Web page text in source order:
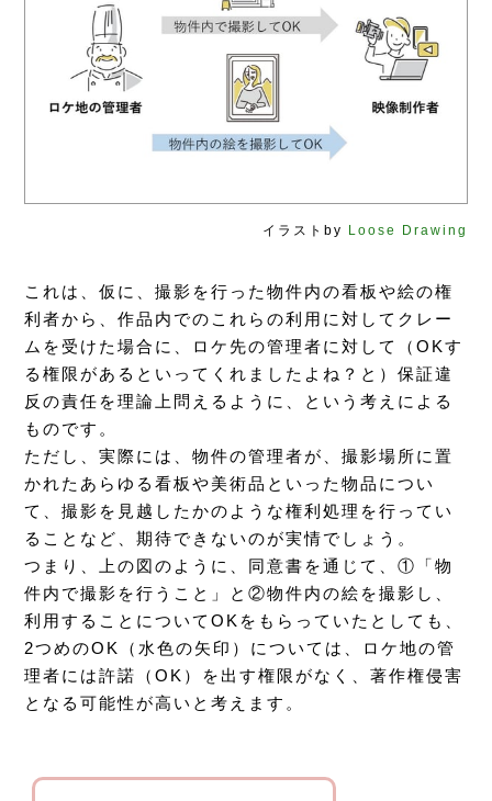
イラストby Loose Drawing
これは、仮に、撮影を行った物件内の看板や絵の権
利者から、作品内でのこれらの利用に対してクレー
ムを受けた場合に、ロケ先の管理者に対して（OKす
る権限があるといってくれましたよね？と）保証違
反の責任を理論上問えるように、という考えによる
ものです。
ただし、実際には、物件の管理者が、撮影場所に置
かれたあらゆる看板や美術品といった物品につい
て、撮影を見越したかのような権利処理を行ってい
ることなど、期待できないのが実情でしょう。
つまり、上の図のように、同意書を通じて、①「物
件内で撮影を行うこと」と②物件内の絵を撮影し、
利用することについてOKをもらっていたとしても、
2つめのOK（水色の矢印）については、ロケ地の管
理者には許諾（OK）を出す権限がなく、著作権侵害
となる可能性が高いと考えます。